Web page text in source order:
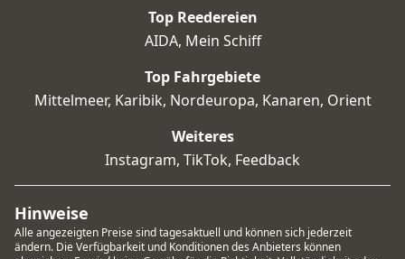
Top Reedereien
AIDA, Mein Schiff
Top Fahrgebiete
Mittelmeer, Karibik, Nordeuropa, Kanaren, Orient
Weiteres
Instagram, TikTok, Feedback
Hinweise
Alle angezeigten Preise sind tagesaktuell und können sich jederzeit
ändern. Die Verfügbarkeit und Konditionen des Anbieters können